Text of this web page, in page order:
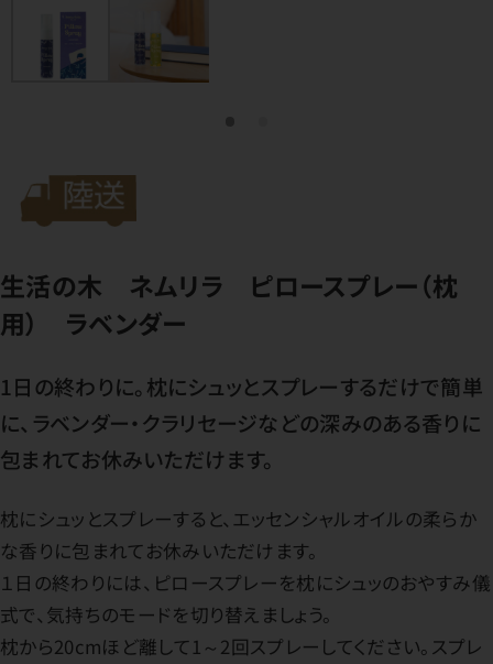
生活の木 ネムリラ ピロースプレー（枕
用） ラベンダー
1日の終わりに。枕にシュッとスプレーするだけで簡単
に、ラベンダー・クラリセージなどの深みのある香りに
包まれてお休みいただけます。
枕にシュッとスプレーすると、エッセンシャルオイルの柔らか
な香りに包まれてお休みいただけます。
１日の終わりには、ピロースプレーを枕にシュッのおやすみ儀
式で、気持ちのモードを切り替えましょう。
枕から20cmほど離して1～2回スプレーしてください。スプレ